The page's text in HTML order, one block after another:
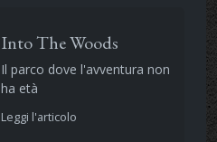
Into The Woods
Il parco dove l'avventura non
ha età
Leggi l'articolo